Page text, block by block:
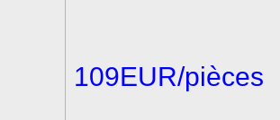
109EUR/pièces